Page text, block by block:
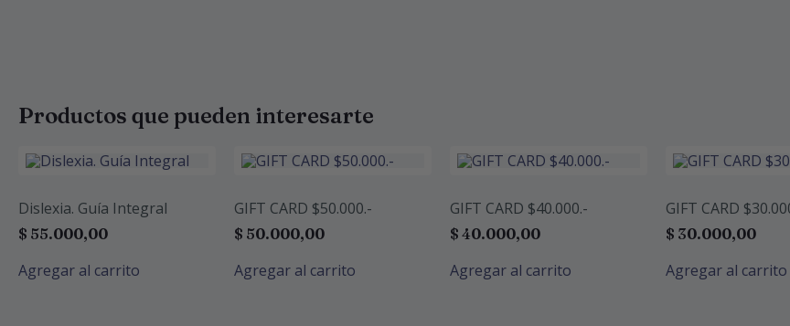
Productos que pueden interesarte
Dislexia. Guía Integral
$ 55.000,00
Agregar al carrito
GIFT CARD $50.000.-
$ 50.000,00
Agregar al carrito
GIFT CARD $40.000.-
$ 40.000,00
Agregar al carrito
GIFT CARD
$ 30.000,00
Agregar al carrito